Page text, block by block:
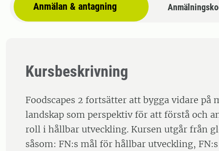
Anmälan & antagning
Kursbeskrivning
Foodscapes 2 fortsätter att bygga vidare på
landskap som perspektiv för att förstå och
roll i hållbar utveckling. Kursen utgår från
såsom: FN:s mål för hållbar utveckling,